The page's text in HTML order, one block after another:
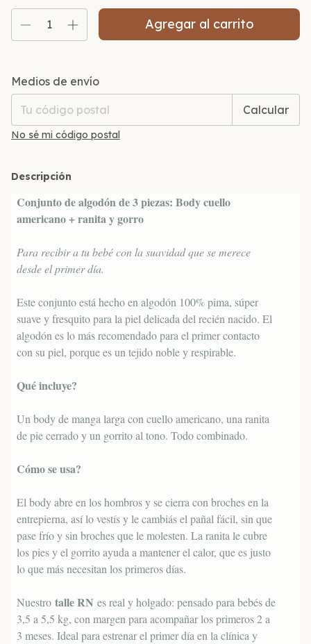
Entregas para el CP:
Medios de envío
Calcular
No sé mi código postal
Descripción
Conjunto de algodón de 3 piezas: Body cuello
americano + ranita y gorro
Para recibir a tu bebé con la suavidad que se merece
desde el primer día.
Este conjunto está hecho en algodón 100% pima, súper
suave y fresquito para la piel delicada del recién nacido. El
algodón es lo más recomendado para el primer contacto
con su piel, porque es un tejido noble y respirable.
Qué incluye?
Un body de manga larga con cuello americano, una ranita
de pie cerrado y un gorrito al tono. Todo combinado.
Cómo se usa?
El body abre en los hombros y se cierra con broches en la
entrepierna, así lo vestís y le cambiás el pañal fácil, sin que
pase frío y sin broches que le molesten. La ranita le cubre
los pies y el gorrito ayuda a mantener el calor, que es justo
lo que más necesitan los primeros días.
Nuestro talle RN es real y holgado: pensado para bebés de
3,5 a 5,5 kg, con margen para acompañar los primeros 2 a
3 meses. Ideal para estrenar el primer día en la clínica y